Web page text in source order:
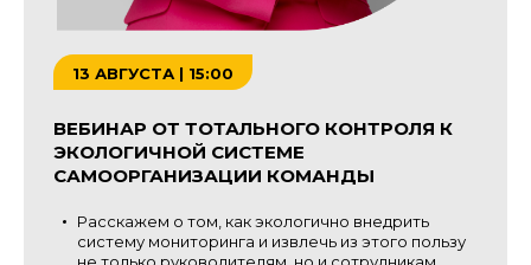
13 АВГУСТА | 15:00
ВЕБИНАР ОТ ТОТАЛЬНОГО КОНТРОЛЯ К
ЭКОЛОГИЧНОЙ СИСТЕМЕ
САМООРГАНИЗАЦИИ КОМАНДЫ
Расскажем о том, как экологично внедрить
систему мониторинга и извлечь из этого пользу